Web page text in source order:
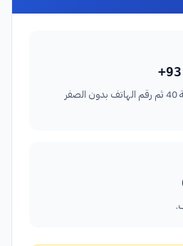
اطلب +93 ثم رمز المدينة 40 ثم رقم الهاتف بدون الصفر